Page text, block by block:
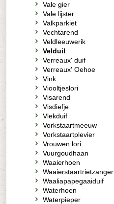
Vale gier
Vale lijster
Valkparkiet
Vechtarend
Veldleeuwerik
Velduil
Verreaux' duif
Verreaux' Oehoe
Vink
Viooltjeslori
Visarend
Visdiefje
Vlekduif
Vorkstaartmeeuw
Vorkstaartplevier
Vrouwen lori
Vuurgoudhaan
Waaierhoen
Waaierstaartrietzanger
Waaliapapegaaiduif
Waterhoen
Waterpieper